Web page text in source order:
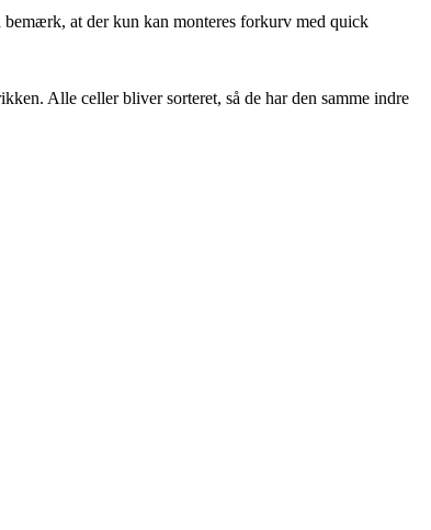
at der kun kan monteres forkurv med quick
Alle celler bliver sorteret, så de har den samme indre